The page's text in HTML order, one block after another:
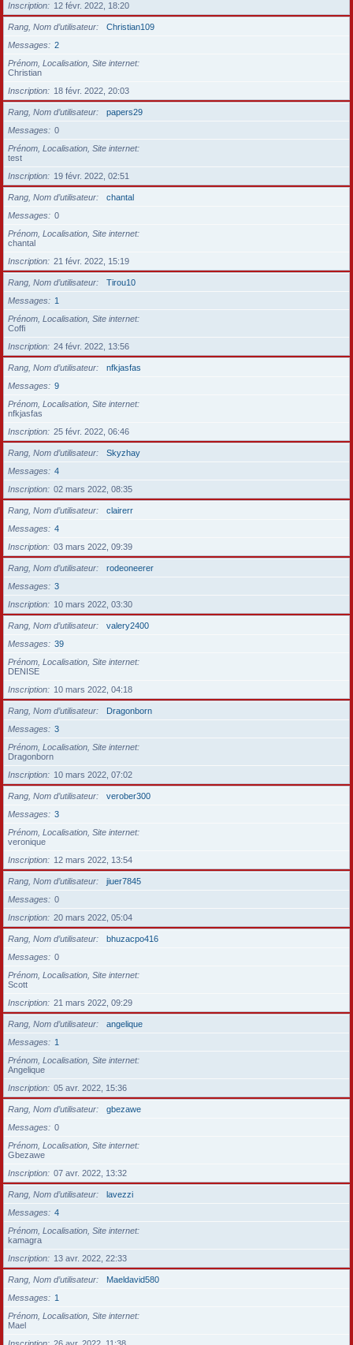
Inscription
12 févr. 2022, 18:20
Rang, Nom d’utilisateur
Christian109
Messages
2
Prénom, Localisation, Site internet
Christian
Inscription
18 févr. 2022, 20:03
Rang, Nom d’utilisateur
papers29
Messages
0
Prénom, Localisation, Site internet
test
Inscription
19 févr. 2022, 02:51
Rang, Nom d’utilisateur
chantal
Messages
0
Prénom, Localisation, Site internet
chantal
Inscription
21 févr. 2022, 15:19
Rang, Nom d’utilisateur
Tirou10
Messages
1
Prénom, Localisation, Site internet
Coffi
Inscription
24 févr. 2022, 13:56
Rang, Nom d’utilisateur
nfkjasfas
Messages
9
Prénom, Localisation, Site internet
nfkjasfas
Inscription
25 févr. 2022, 06:46
Rang, Nom d’utilisateur
Skyzhay
Messages
4
Inscription
02 mars 2022, 08:35
Rang, Nom d’utilisateur
clairerr
Messages
4
Inscription
03 mars 2022, 09:39
Rang, Nom d’utilisateur
rodeoneerer
Messages
3
Inscription
10 mars 2022, 03:30
Rang, Nom d’utilisateur
valery2400
Messages
39
Prénom, Localisation, Site internet
DENISE
Inscription
10 mars 2022, 04:18
Rang, Nom d’utilisateur
Dragonborn
Messages
3
Prénom, Localisation, Site internet
Dragonborn
Inscription
10 mars 2022, 07:02
Rang, Nom d’utilisateur
verober300
Messages
3
Prénom, Localisation, Site internet
veronique
Inscription
12 mars 2022, 13:54
Rang, Nom d’utilisateur
jiuer7845
Messages
0
Inscription
20 mars 2022, 05:04
Rang, Nom d’utilisateur
bhuzacpo416
Messages
0
Prénom, Localisation, Site internet
Scott
Inscription
21 mars 2022, 09:29
Rang, Nom d’utilisateur
angelique
Messages
1
Prénom, Localisation, Site internet
Angelique
Inscription
05 avr. 2022, 15:36
Rang, Nom d’utilisateur
gbezawe
Messages
0
Prénom, Localisation, Site internet
Gbezawe
Inscription
07 avr. 2022, 13:32
Rang, Nom d’utilisateur
lavezzi
Messages
4
Prénom, Localisation, Site internet
kamagra
Inscription
13 avr. 2022, 22:33
Rang, Nom d’utilisateur
Maeldavid580
Messages
1
Prénom, Localisation, Site internet
Mael